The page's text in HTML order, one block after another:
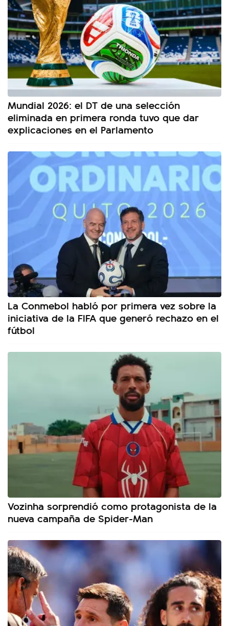
Mundial 2026: el DT de una selección
eliminada en primera ronda tuvo que dar
explicaciones en el Parlamento
La Conmebol habló por primera vez sobre la
iniciativa de la FIFA que generó rechazo en el
fútbol
Vozinha sorprendió como protagonista de la
nueva campaña de Spider-Man